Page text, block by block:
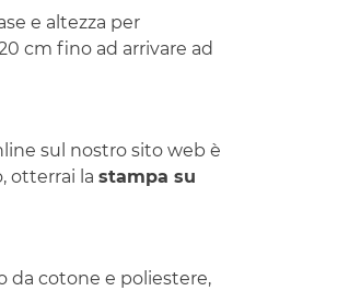
e altezza per
cm fino ad arrivare ad
sul nostro sito web è
otterrai la stampa su
da cotone e poliestere,